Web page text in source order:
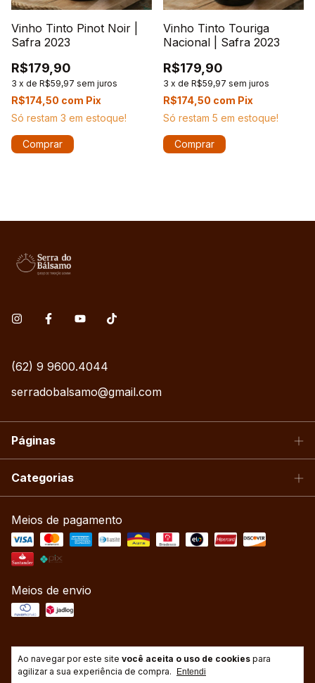
Ao navegar por este site você aceita o uso de cookies para
agilizar a sua experiência de compra.
Entendi
Vinho Tinto Pinot Noir |
Safra 2023
R$179,90
3 x de R$59,97 sem juros
R$174,50 com Pix
Só restam 3 em estoque!
Vinho Tinto Touriga
Nacional | Safra 2023
R$179,90
3 x de R$59,97 sem juros
R$174,50 com Pix
Só restam 5 em estoque!
(62) 9 9600.4044
serradobalsamo@gmail.com
Páginas
Categorias
Meios de pagamento
Meios de envio
Copyright Serra do Bálsamo Ltda - 2026. Todos os direitos